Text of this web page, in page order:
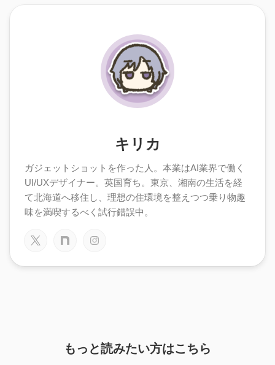
キリカ
ガジェットショットを作った人。本業はAI業界で働く
UI/UXデザイナー。英国育ち。東京、湘南の生活を経
て北海道へ移住し、理想の住環境を整えつつ乗り物趣
味を満喫するべく試行錯誤中。
もっと読みたい方はこちら